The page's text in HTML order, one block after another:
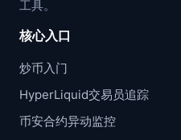
工具。
核心入口
炒币入门
HyperLiquid交易员追踪
币安合约异动监控